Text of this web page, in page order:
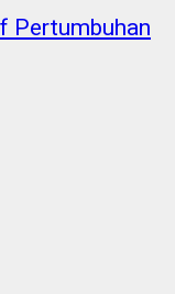
Pertumbuhan